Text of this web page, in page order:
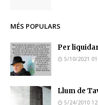
MÉS POPULARS
Per
5/10/2021
Llum de
5/24/2010